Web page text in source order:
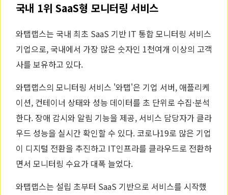
국내 1위 SaaS형 모니터링 서비스
와탭랩스는 국내 최초 SaaS 기반 IT 통합 모니터링 서비스
기업으로, 국내에서 가장 많은 숫자인 1천여개 이상의 고객
사를 보유하고 있다.
와탭랩스의 모니터링 서비스 '와탭'은 기업 서버, 애플리케
이션, 컨테이너 상태와 성능 데이터를 초 단위로 수집·분석
한다. 장애 감시와 알림 기능을 제공, 서비스 담당자가 클라
우드 성능을 실시간 확인할 수 있다. 코로나19로 많은 기업
이 디지털 전환을 추진하고 IT인프라를 클라우드로 전환하
면서 모니터링 수요가 대폭 늘었다.
와탭랩스는 설립 초부터 SaaS 기반으로 서비스를 시작했